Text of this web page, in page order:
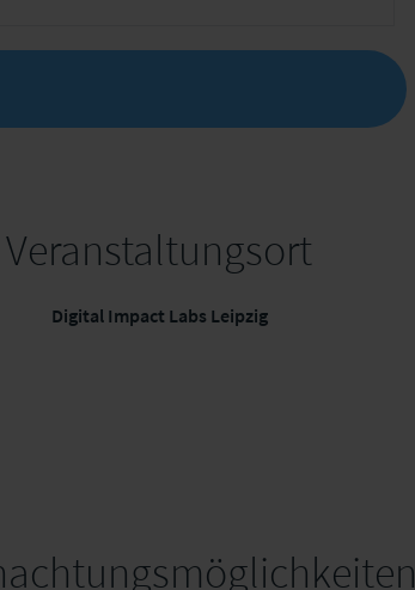
Veranstaltungsort
Digital Impact Labs Leipzig